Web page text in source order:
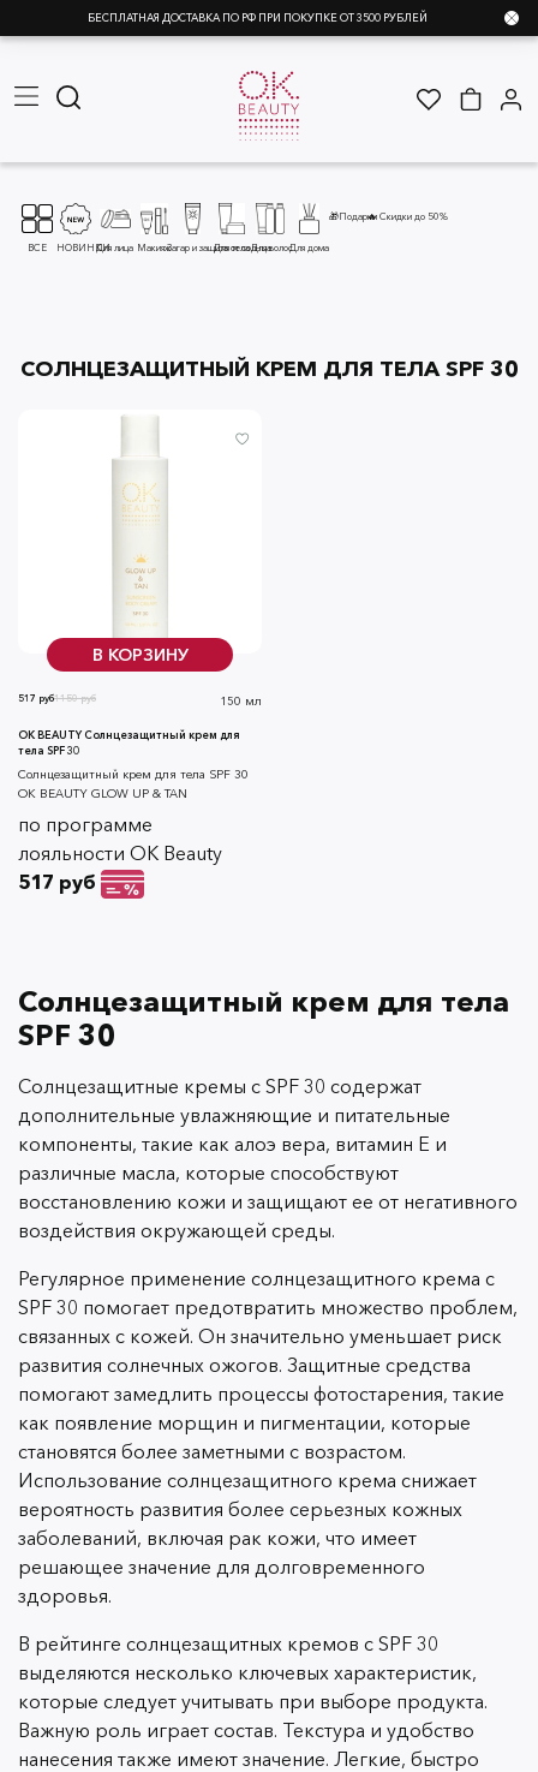
БЕСПЛАТНАЯ ДОСТАВКА ПО РФ ПРИ ПОКУПКЕ ОТ 3500 РУБЛЕЙ
ВСЕ НОВИНКИДля лица МакияжЗагар и защита от солнца
Для телаДля волосДля дома
🎁Подарки🔥 Скидки до 50%
СОЛНЦЕЗАЩИТНЫЙ КРЕМ ДЛЯ ТЕЛА SPF 30
В КОРЗИНУ
1150 руб
517 руб 150 мл
OK BEAUTY Солнцезащитный крем для
тела SPF 30
Солнцезащитный крем для тела SPF 30
OK BEAUTY GLOW UP & TAN
по программе
лояльности OK Beauty
517 руб
Солнцезащитный крем для тела
SPF 30
Солнцезащитные кремы с SPF 30 содержат
дополнительные увлажняющие и питательные
компоненты, такие как алоэ вера, витамин E и
различные масла, которые способствуют
восстановлению кожи и защищают ее от негативного
воздействия окружающей среды.
Регулярное применение солнцезащитного крема с
SPF 30 помогает предотвратить множество проблем,
связанных с кожей. Он значительно уменьшает риск
развития солнечных ожогов. Защитные средства
помогают замедлить процессы фотостарения, такие
как появление морщин и пигментации, которые
становятся более заметными с возрастом.
Использование солнцезащитного крема снижает
вероятность развития более серьезных кожных
заболеваний, включая рак кожи, что имеет
решающее значение для долговременного
здоровья.
В рейтинге солнцезащитных кремов с SPF 30
выделяются несколько ключевых характеристик,
которые следует учитывать при выборе продукта.
Важную роль играет состав. Текстура и удобство
нанесения также имеют значение. Легкие, быстро